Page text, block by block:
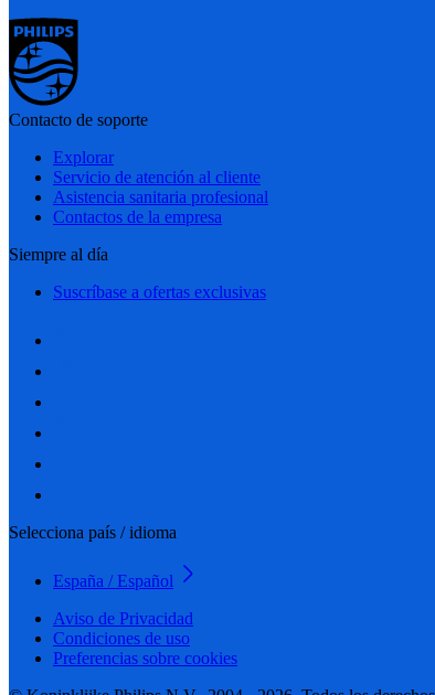
Contacto de soporte
Explorar
Servicio de atención al cliente
Asistencia sanitaria profesional
Contactos de la empresa
Siempre al día
Suscríbase a ofertas exclusivas
Selecciona país / idioma
España / Español
Aviso de Privacidad
Condiciones de uso
Preferencias sobre cookies